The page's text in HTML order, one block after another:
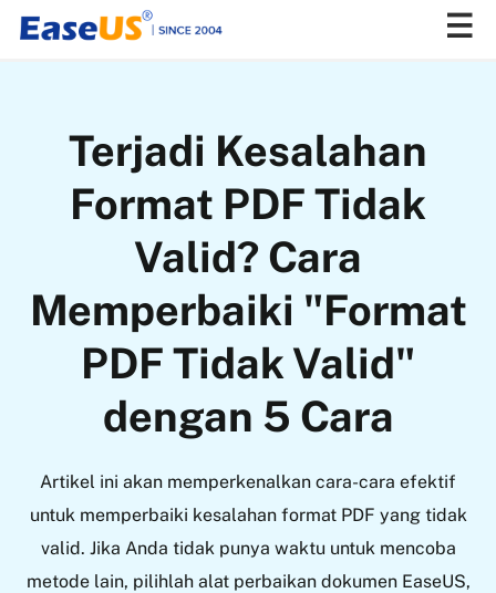
Terjadi Kesalahan
Format PDF Tidak
Valid? Cara
Memperbaiki "Format
PDF Tidak Valid"
dengan 5 Cara
Artikel ini akan memperkenalkan cara-cara efektif
untuk memperbaiki kesalahan format PDF yang tidak
valid. Jika Anda tidak punya waktu untuk mencoba
metode lain, pilihlah alat perbaikan dokumen EaseUS,